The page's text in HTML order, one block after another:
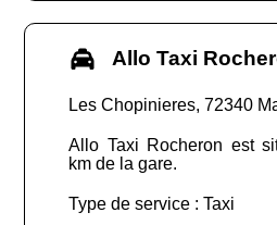
Allo Taxi
Les Chopinieres, 72340
Allo Taxi Rocheron est
km de la gare.
Type de service : Taxi